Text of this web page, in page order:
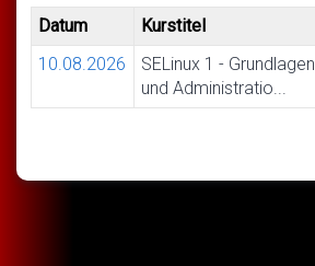
Datum Kurstitel
10.08.2026
SELinux 1 - Grundlagen
und Administratio...